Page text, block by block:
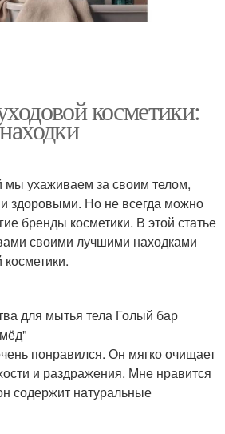
косметики:
мы ухаживаем за своим телом,
здоровыми. Но не всегда можно
бренды косметики. В этой статье
своими лучшими находками
для мытья тела Голый бар
понравился. Он мягко очищает
и раздражения. Мне нравится
содержит натуральные